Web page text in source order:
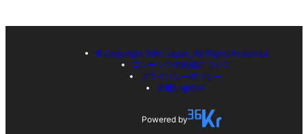
© Copyright 36Kr Japan, All Rights Reserved
コンテンツの利用について
プライバシーポリシー
お問い合わせ
Powered by